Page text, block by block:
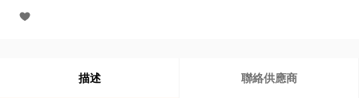
描述 聯絡供應商